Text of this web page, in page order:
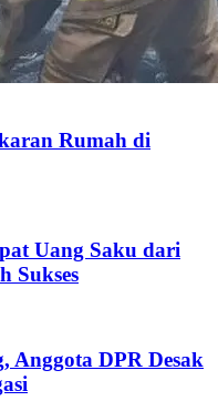
Rumah di
Uang Saku dari
Sukses
Anggota DPR Desak